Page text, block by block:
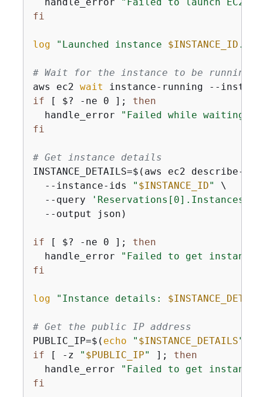
fi
log "Launched instance $INSTANCE_ID .
# Wait for the instance to be running
aws ec2 wait instance-running --
if [ $? -ne 0 ]; then
  handle_error
"Failed while waiting
fi
# Get instance details
INSTANCE_DETAILS=$(aws ec2 describe-
  --instance-ids
" $INSTANCE_ID"
\
  --query
  --output json)
if [ $? -ne 0 ]; then
  handle_error
"Failed to get instance
fi
log "Instance details:
# Get the public IP address
PUBLIC_IP=$( echo " $INSTANCE_DETAILS"
if [ -z " $PUBLIC_IP" ]; then
  handle_error
"Failed to get instance
fi